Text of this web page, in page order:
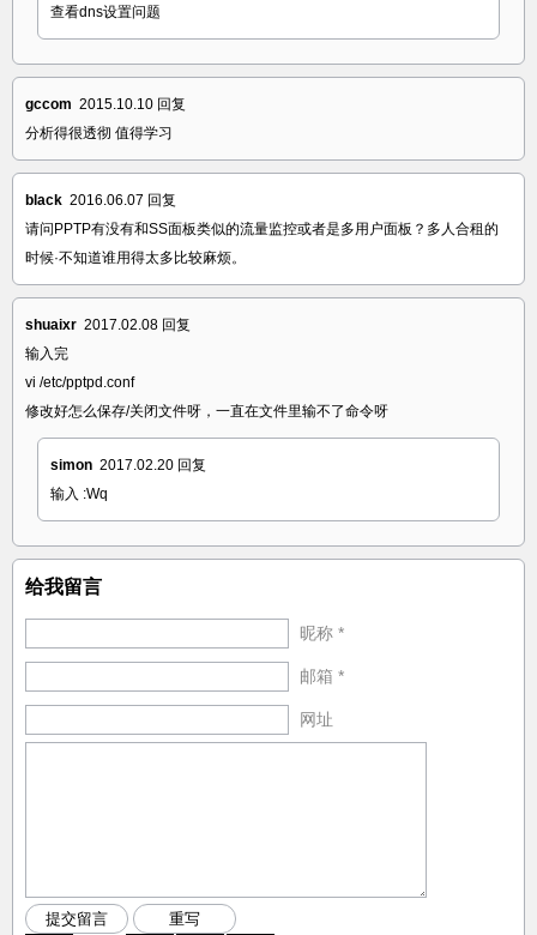
查看dns设置问题
gccom 2015.10.10 回复
分析得很透彻 值得学习
black 2016.06.07 回复
请问PPTP有没有和SS面板类似的流量监控或者是多用户面板？多人合租的
时候·不知道谁用得太多比较麻烦。
shuaixr 2017.02.08 回复
输入完
vi /etc/pptpd.conf
修改好怎么保存/关闭文件呀，一直在文件里输不了命令呀
simon 2017.02.20 回复
输入 :Wq
给我留言
昵称 *
邮箱 *
网址